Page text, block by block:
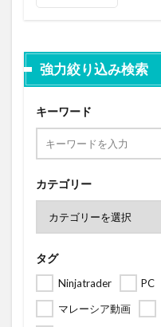
強力絞り込み検索
キーワード
カテゴリー
タグ
Ninjatrader PC
マレーシア動画